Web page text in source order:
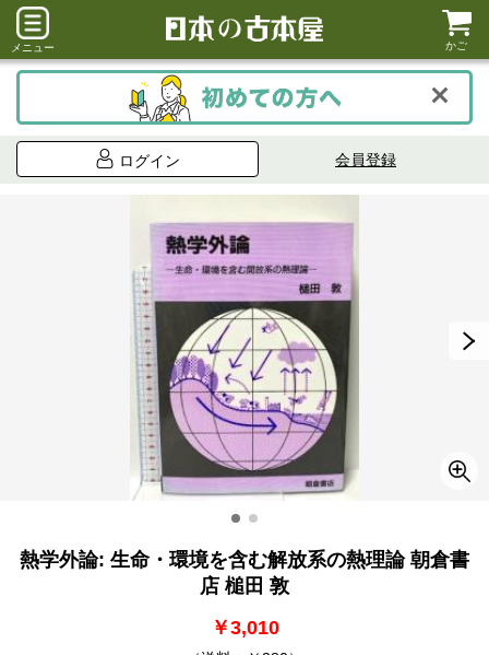
メニュー かご
ログイン 会員登録
熱学外論: 生命・環境を含む解放系の熱理論 朝倉書
店 槌田 敦
￥3,010